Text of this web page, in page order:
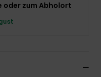
oder zum Abholort